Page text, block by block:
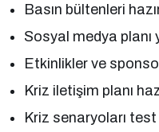
Basın bültenleri
Sosyal medya planı
Etkinlikler ve
Kriz iletişim planı
Kriz senaryoları test